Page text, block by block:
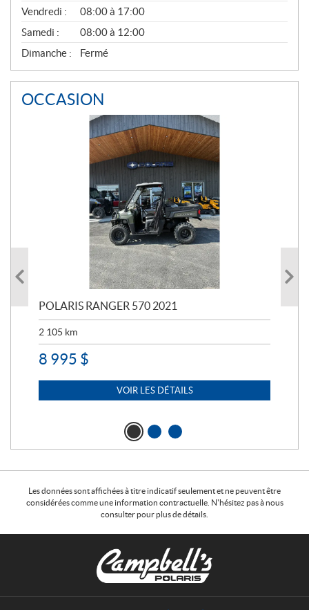
Vendredi :
08:00 à 17:00
Samedi :
08:00 à 12:00
Dimanche :
Fermé
OCCASION
POLARIS RANGER 570 2021
2 105 km
8 995 $
VOIR LES DÉTAILS
Les données sont affichées à titre indicatif seulement et ne peuvent être
considérées comme une information contractuelle. N'hésitez pas à nous
consulter pour plus de détails.